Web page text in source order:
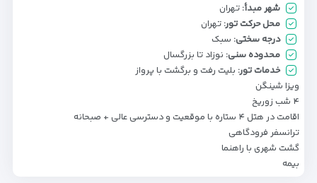
شهر مبدأ: تهران
محل حرکت تور: تهران
درجه سختی: سبک
محدوده سنی: نوزاد تا بزرگسال
خدمات تور: بلیت رفت و برگشت با پرواز
ویزا شینگن
۴ شب زوریخ
اقامت در هتل ۴ ستاره با موقعیت و دسترسی عالی + صبحانه
ترانسفر فرودگاهی
گشت شهری با راهنما
بیمه